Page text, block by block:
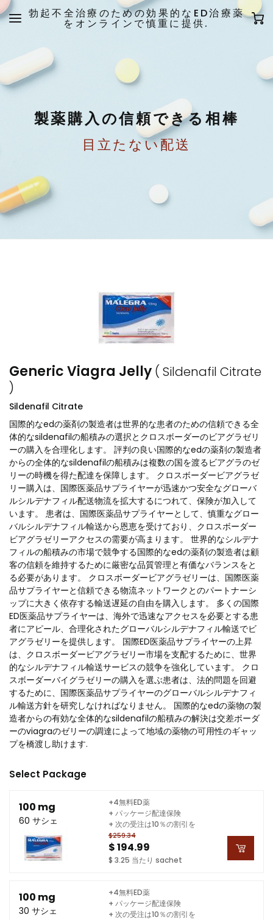
勃起不全治療のための効果的なED治療薬
をオンラインで慎重に提供.
製薬購入の信頼できる相棒
目立たない配送
Generic Viagra Jelly ( Sildenafil Citrate
)
Sildenafil Citrate
国際的なedの薬剤の製造者は世界的な患者のための信頼できる全
体的なsildenafilの船積みの選択とクロスボーダーのビアグラゼリ
ーの購入を合理化します。 評判の良い国際的なedの薬剤の製造者
からの全体的なsildenafilの船積みは複数の国を渡るビアグラのゼ
リーの時機を得た配達を保障します。 クロスボーダービアグラゼ
リー購入は、国際医薬品サプライヤーが迅速かつ安全なグローバ
ルシルデナフィル配送物流を拡大するにつれて、保険が加入して
います。 患者は、国際医薬品サプライヤーとして、慎重なグロー
バルシルデナフィル輸送から恩恵を受けており、クロスボーダー
ビアグラゼリーアクセスの需要が高まります。 世界的なシルデナ
フィルの船積みの市場で競争する国際的なedの薬剤の製造者は顧
客の信頼を維持するために厳密な品質管理と有価なバランスをと
る必要があります。 クロスボーダービアグラゼリーは、国際医薬
品サプライヤーと信頼できる物流ネットワークとのパートナーシ
ップに大きく依存する輸送遅延の自由を購入します。 多くの国際
ED医薬品サプライヤーは、海外で迅速なアクセスを必要とする患
者にアピール、合理化されたグローバルシルデナフィル輸送でビ
アグラゼリーを提供します。 国際ED医薬品サプライヤーの上昇
は、クロスボーダービアグラゼリー市場を支配するために、世界
的なシルデナフィル輸送サービスの競争を強化しています。 クロ
スボーダーバイグラゼリーの購入を選ぶ患者は、法的問題を回避
するために、国際医薬品サプライヤーのグローバルシルデナフィ
ル輸送方針を研究しなければなりません。 国際的なedの薬物の製
造者からの有効な全体的なsildenafilの船積みの解決は交差ボーダ
ーのviagraのゼリーの調達によって地域の薬物の可用性のギャッ
プを橋渡し助けます.
Select Package
100 mg
60 サシェ
$259.34
$ 194.99
$ 3.25 当たり sachet
+4無料ED薬
+ パッケージ配達保険
+ 次の受注は10％の割引を
100 mg
30 サシェ
+4無料ED薬
+ パッケージ配達保険
+ 次の受注は10％の割引を